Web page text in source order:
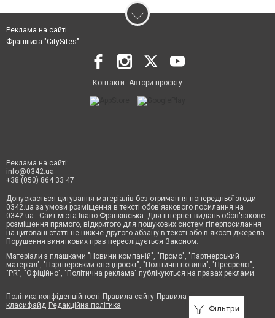
Фільтри
Реклама на сайті
Франшиза "CitySites"
Контакти Автори проєкту
Реклама на сайті:
info@0342.ua
+38 (050) 864 33 47
Допускається цитування матеріалів без отримання попередньої згоди
0342.ua за умови розміщення в тексті обов'язкового посилання на
0342.ua - Сайт міста Івано-Франківська. Для інтернет-видань обов'язкове
розміщення прямого, відкритого для пошукових систем гіперпосилання
на цитовані статті не нижче другого абзацу в тексті або в якості джерела.
Порушення виняткових прав переслідується Законом.
Матеріали з плашками "Новини компаній", "Промо", "Партнерський
матеріал", "Партнерський спецпроєкт", "Політичні новини", "Пресреліз",
"PR", "Офіційно", "Політична реклама" публікуються на правах реклами.
Політика конфіденційності Правила сайту Правила
класифайд Редакційна політика